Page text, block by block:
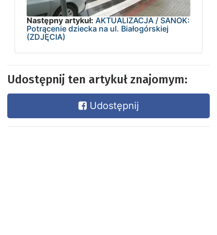
Następny artykuł: AKTUALIZACJA / SANOK:
Potrącenie dziecka na ul. Białogórskiej
(ZDJĘCIA)
Udostępnij ten artykuł znajomym:
Udostępnij